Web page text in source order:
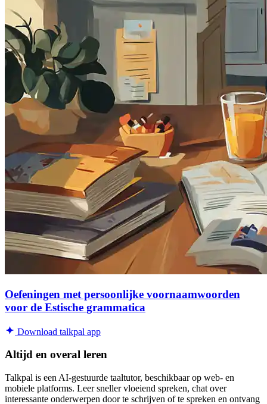
Oefeningen met persoonlijke voornaamwoorden
voor de Estische grammatica
Download talkpal app
Altijd en overal leren
Talkpal is een AI-gestuurde taaltutor, beschikbaar op web- en
mobiele platforms. Leer sneller vloeiend spreken, chat over
interessante onderwerpen door te schrijven of te spreken en ontvang